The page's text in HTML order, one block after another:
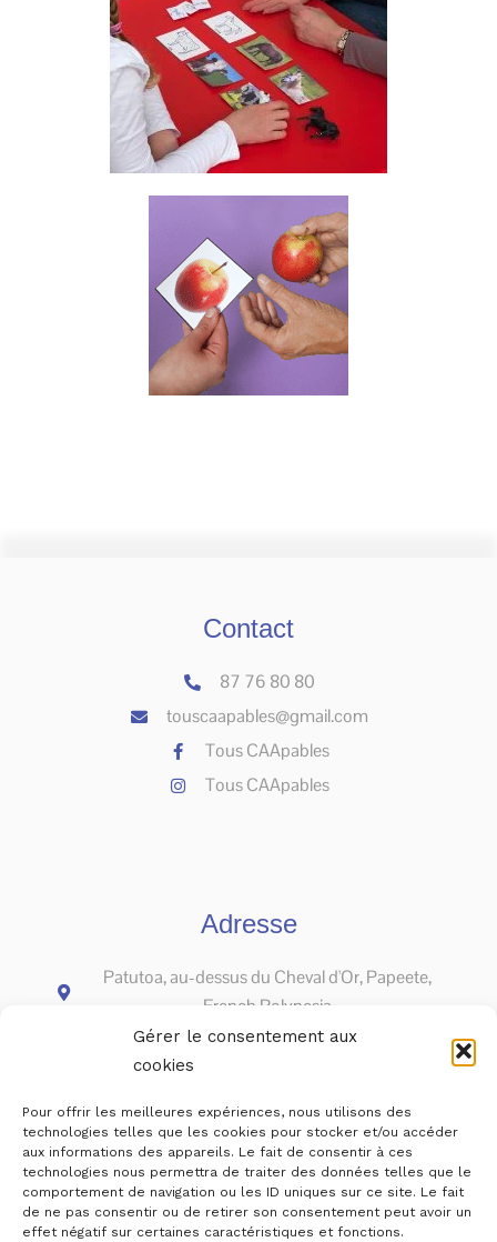
Gérer le consentement aux
cookies
Pour offrir les meilleures expériences, nous utilisons des
technologies telles que les cookies pour stocker et/ou accéder
aux informations des appareils. Le fait de consentir à ces
technologies nous permettra de traiter des données telles que le
comportement de navigation ou les ID uniques sur ce site. Le fait
de ne pas consentir ou de retirer son consentement peut avoir un
effet négatif sur certaines caractéristiques et fonctions.
Contact
87 76 80 80
touscaapables@gmail.com
Tous CAApables
Tous CAApables
Adresse
Patutoa, au-dessus du Cheval d'Or, Papeete,
French Polynesia